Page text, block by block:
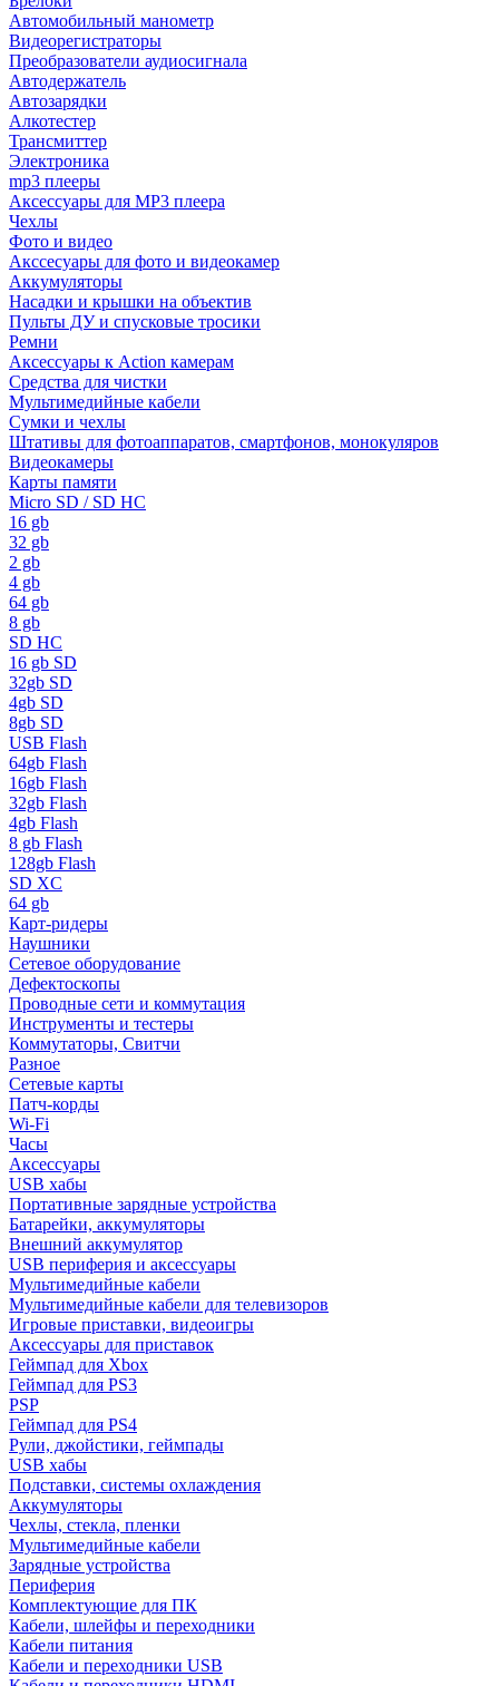
Автомобильный манометр
Видеорегистраторы
Преобразователи аудиосигнала
Автодержатель
Автозарядки
Алкотестер
Трансмиттер
Электроника
mp3 плееры
Аксессуары для MP3 плеера
Чехлы
Фото и видео
Акссесуары для фото и видеокамер
Аккумуляторы
Насадки и крышки на объектив
Пульты ДУ и спусковые тросики
Ремни
Аксессуары к Action камерам
Средства для чистки
Мультимедийные кабели
Сумки и чехлы
Штативы для фотоаппаратов, смартфонов, монокуляров
Видеокамеры
Карты памяти
Micro SD / SD HC
16 gb
32 gb
2 gb
4 gb
64 gb
8 gb
SD HC
16 gb SD
32gb SD
4gb SD
8gb SD
USB Flash
64gb Flash
16gb Flash
32gb Flash
4gb Flash
8 gb Flash
128gb Flash
SD XC
64 gb
Карт-ридеры
Наушники
Сетевое оборудование
Дефектоскопы
Проводные сети и коммутация
Инструменты и тестеры
Коммутаторы, Свитчи
Разное
Сетевые карты
Патч-корды
Wi-Fi
Часы
Аксессуары
USB хабы
Портативные зарядные устройства
Батарейки, аккумуляторы
Внешний аккумулятор
USB периферия и аксессуары
Мультимедийные кабели
Мультимедийные кабели для телевизоров
Игровые приставки, видеоигры
Аксессуары для приставок
Геймпад для Xbox
Геймпад для PS3
PSP
Геймпад для PS4
Рули, джойстики, геймпады
USB хабы
Подставки, системы охлаждения
Аккумуляторы
Чехлы, стекла, пленки
Мультимедийные кабели
Зарядные устройства
Периферия
Комплектующие для ПК
Кабели, шлейфы и переходники
Кабели питания
Кабели и переходники USB